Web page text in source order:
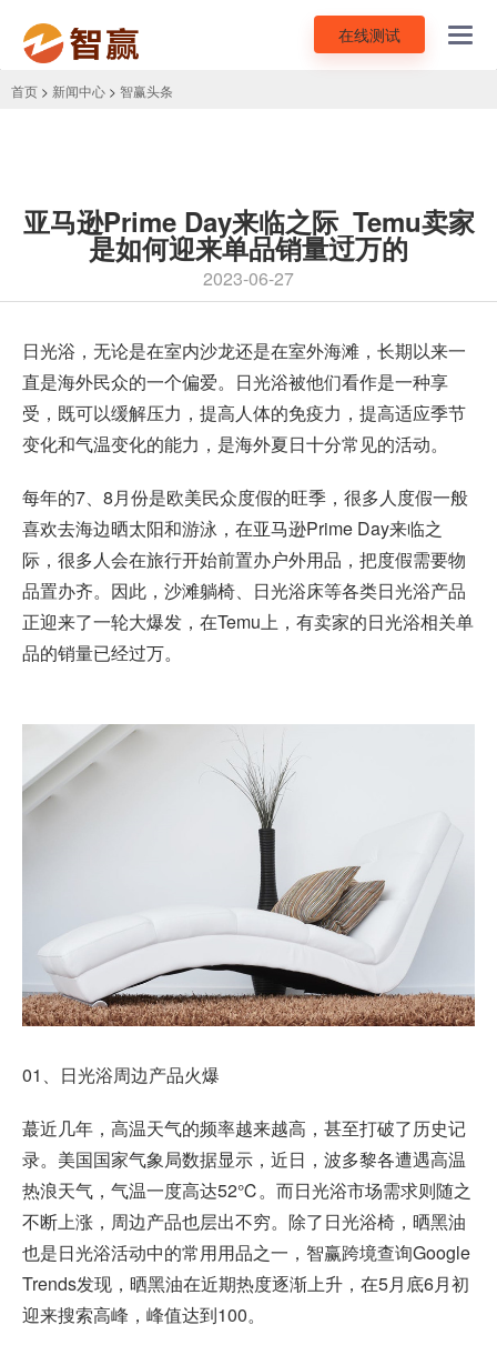
在线测试
首页 > 新闻中心 > 智赢头条
亚马逊Prime Day来临之际_Temu卖家
是如何迎来单品销量过万的
2023-06-27
日光浴，无论是在室内沙龙还是在室外海滩，长期以来一
直是海外民众的一个偏爱。日光浴被他们看作是一种享
受，既可以缓解压力，提高人体的免疫力，提高适应季节
变化和气温变化的能力，是海外夏日十分常见的活动。
每年的7、8月份是欧美民众度假的旺季，很多人度假一般
喜欢去海边晒太阳和游泳，在亚马逊Prime Day来临之
际，很多人会在旅行开始前置办户外用品，把度假需要物
品置办齐。因此，沙滩躺椅、日光浴床等各类日光浴产品
正迎来了一轮大爆发，在Temu上，有卖家的日光浴相关单
品的销量已经过万。
01、日光浴周边产品火爆
蕞近几年，高温天气的频率越来越高，甚至打破了历史记
录。美国国家气象局数据显示，近日，波多黎各遭遇高温
热浪天气，气温一度高达52℃。而日光浴市场需求则随之
不断上涨，周边产品也层出不穷。除了日光浴椅，晒黑油
也是日光浴活动中的常用用品之一，智赢跨境查询Google
Trends发现，晒黑油在近期热度逐渐上升，在5月底6月初
迎来搜索高峰，峰值达到100。